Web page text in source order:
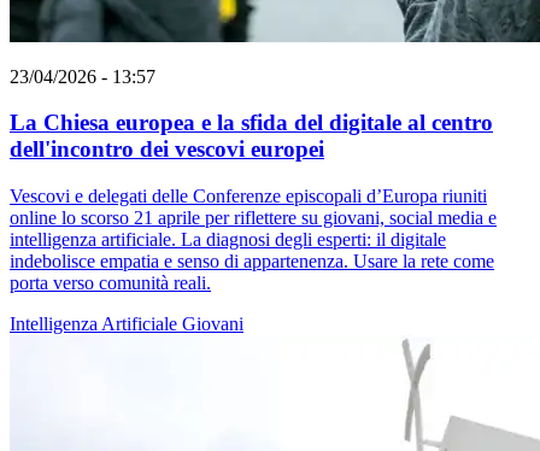
23/04/2026 - 13:57
La Chiesa europea e la sfida del digitale al centro
dell'incontro dei vescovi europei
Vescovi e delegati delle Conferenze episcopali d’Europa riuniti
online lo scorso 21 aprile per riflettere su giovani, social media e
intelligenza artificiale. La diagnosi degli esperti: il digitale
indebolisce empatia e senso di appartenenza. Usare la rete come
porta verso comunità reali.
Intelligenza Artificiale Giovani